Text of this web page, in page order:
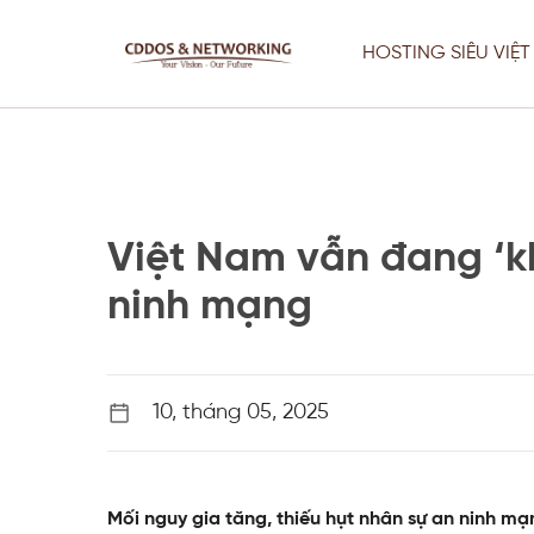
HOSTING SIÊU VIỆT
Việt Nam vẫn đang
ninh mạng
10, tháng 05, 2025
Mối nguy gia tăng, thiếu hụt nhân sự an ninh
Website Vẫn Chạy Khi Sửa
Thiết Kế Web